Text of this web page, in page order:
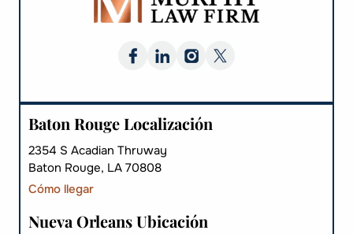
Baton Rouge Localización
2354 S Acadian Thruway
Baton Rouge, LA 70808
Cómo llegar
Nueva Orleans Ubicación